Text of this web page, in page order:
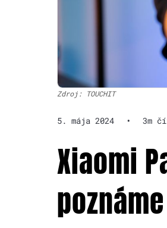
Zdroj: TOUCHIT
5. mája 2024 • 3m
Xiaomi